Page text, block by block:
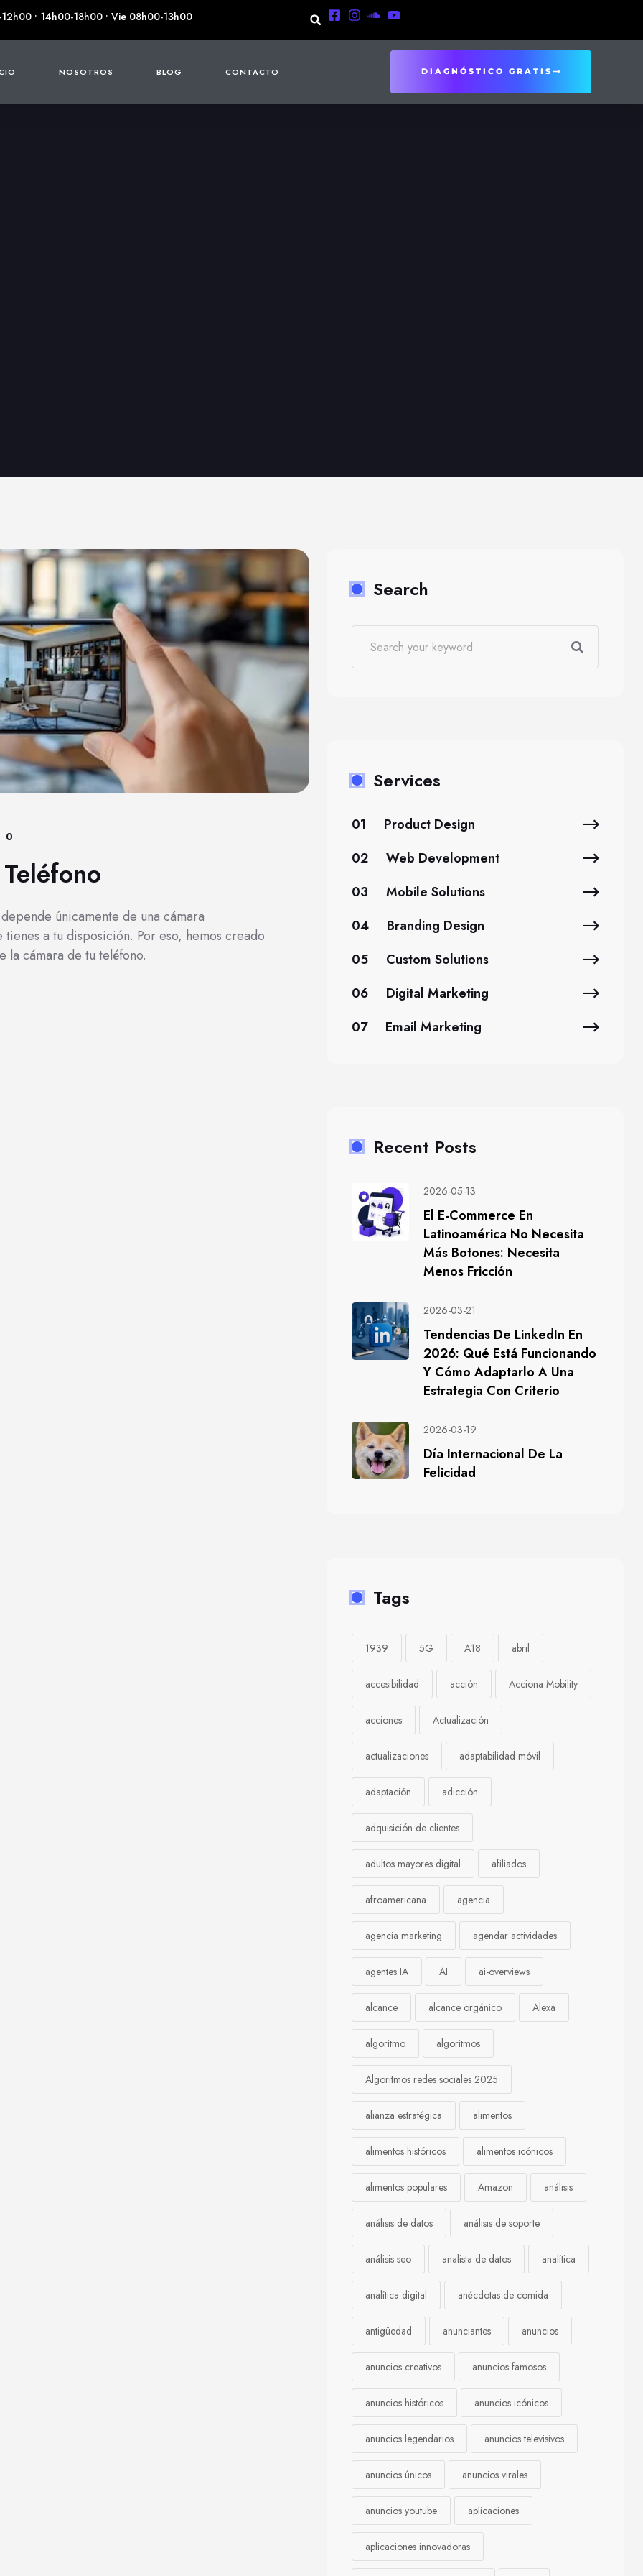
12h00 • 14h00-18h00 • Vie 08h00-13h00
NOSOTROS BLOG CONTACTO DIAGNÓSTICO GRATIS
0
únicamente de una cámara
a tu disposición. Por eso, hemos creado
la cámara de tu teléfono.
Search
Services
01
Product Design
02
Web Development
03
Mobile Solutions
04
Branding Design
05
Custom Solutions
06
Digital Marketing
07
Email Marketing
Recent Posts
2026-05-13
El E-Commerce En
Latinoamérica No Necesita
Más Botones: Necesita
Menos Fricción
2026-03-21
Tendencias De LinkedIn En
2026: Qué Está Funcionando
Y Cómo Adaptarlo A Una
Estrategia Con Criterio
2026-03-19
Día Internacional De La
Felicidad
Tags
1939 5G A18 abril
accesibilidad acción Acciona Mobility
acciones Actualización
actualizaciones adaptabilidad móvil
adaptación adicción
adquisición de clientes
adultos mayores digital afiliados
afroamericana agencia
agencia marketing agendar actividades
agentes IA AI ai-overviews
alcance alcance orgánico Alexa
algoritmo algoritmos
Algoritmos redes sociales 2025
alianza estratégica alimentos
alimentos históricos alimentos icónicos
alimentos populares Amazon análisis
análisis de datos análisis de soporte
análisis seo analista de datos analítica
analítica digital anécdotas de comida
antigüedad anunciantes anuncios
anuncios creativos anuncios famosos
anuncios históricos anuncios icónicos
anuncios legendarios anuncios televisivos
anuncios únicos anuncios virales
anuncios youtube aplicaciones
aplicaciones innovadoras